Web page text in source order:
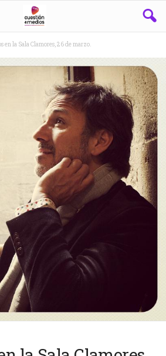
en la Sala Clamores, 26 de marzo.